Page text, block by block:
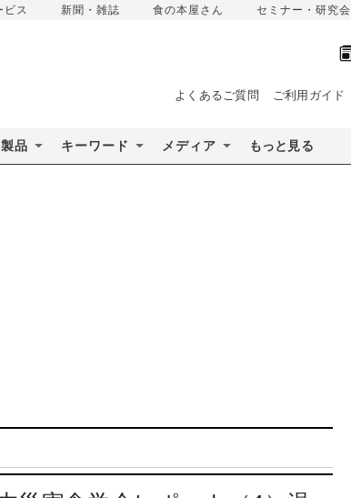
ビス 新聞・雑誌 食の本屋さん セミナー・研究会
よくあるご質問 ご利用ガイド
品 キーワード メディア もっと見る